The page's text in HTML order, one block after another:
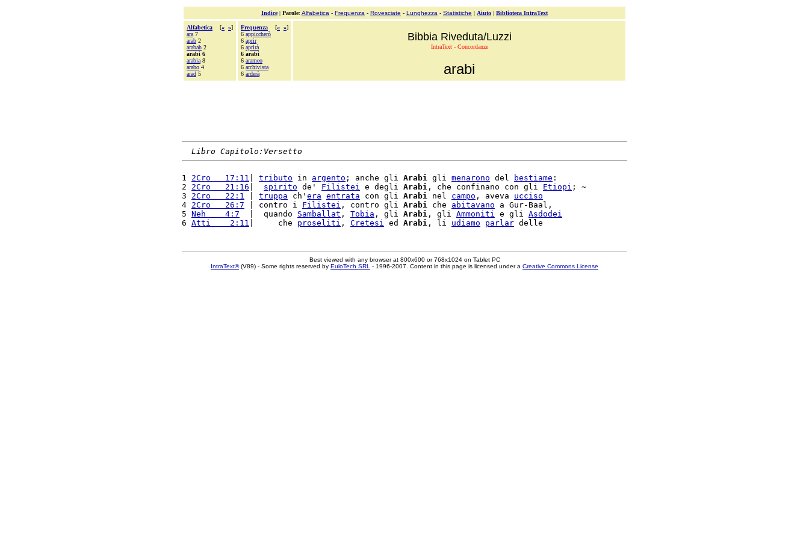
Indice| Parole: Alfabetica - Frequenza - Rovesciate - Lunghezza - Statistiche | Aiuto | Biblioteca IntraText
Alfabetica [« »]
ara 7
arab 2
arabah 2
arabi 6
arabia 8
arabo 4
arad 5
Frequenza [« »]
6 appiccherò
6 aprir
6 aprirà
6 arabi
6 arameo
6 archivista
6 arderà
Bibbia Riveduta/Luzzi
IntraText - Concordanze
arabi
Libro Capitolo:Versetto
1 2Cro   17:11 tributo in argento ; anche gli Arabi gli menarono del bestiame :
2 2Cro   21:16 spirito de' Filistei e degli Arabi , che confinano con gli Etiopi ; ~
3 2Cro   22:1 truppa ch' era entrata con gli Arabi nel campo , aveva ucciso
4 2Cro   26:7 | contro i Filistei , contro gli Arabi che abitavano a Gur-Baal,
5 Neh    4:7
  |  quando
Samballat , Tobia , gli Arabi , gli Ammoniti e gli Asdodei
6 Atti    2:11 |     che proseliti , Cretesi ed Arabi , li udiamo parlar
Best viewed with any browser at 800x600 or 768x1024 on Tablet PC
IntraText®(V89) - Some rights reserved by EuloTech SRL - 1996-2007. Content in this page is licensed under a Creative Commons License